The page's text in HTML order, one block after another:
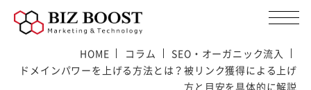
HOME コラム
SEO・オーガニック流入
ドメインパワーを上げる方法とは？被リンク獲得による上げ
方と目安を具体的に解説